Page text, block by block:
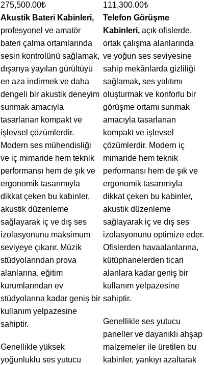
275,500.00₺
Akustik Bateri Kabinleri,
profesyonel ve amatör
bateri çalma ortamlarında
sesin kontrolünü sağlamak,
dışarıya yayılan gürültüyü
en aza indirmek ve daha
dengeli bir akustik deneyim
sunmak amacıyla
tasarlanan kompakt ve
işlevsel çözümlerdir.
Modern ses mühendisliği
ve iç mimaride hem teknik
performansı hem de şık ve
ergonomik tasarımıyla
dikkat çeken bu kabinler,
akustik düzenleme
sağlayarak iç ve dış ses
izolasyonunu maksimum
seviyeye çıkarır. Müzik
stüdyolarından prova
alanlarına, eğitim
kurumlarından ev
stüdyolarına kadar geniş bir
kullanım yelpazesine
sahiptir.
Genellikle yüksek
yoğunluklu ses yutucu
111,300.00₺
Telefon Görüşme
Kabinleri,açık ofislerde,
ortak çalışma alanlarında
ve yoğun ses seviyesine
sahip mekânlarda gizliliği
sağlamak, ses yalıtımı
oluşturmak ve konforlu bir
görüşme ortamı sunmak
amacıyla tasarlanan
kompakt ve işlevsel
çözümlerdir. Modern iç
mimaride hem teknik
performansı hem de şık ve
ergonomik tasarımıyla
dikkat çeken bu kabinler,
akustik düzenleme
sağlayarak iç ve dış ses
izolasyonunu optimize eder.
Ofislerden havaalanlarına,
kütüphanelerden ticari
alanlara kadar geniş bir
kullanım yelpazesine
sahiptir.
Genellikle ses yutucu
paneller ve dayanıklı ahşap
malzemeler ile üretilen bu
kabinler, yankıyı azaltarak